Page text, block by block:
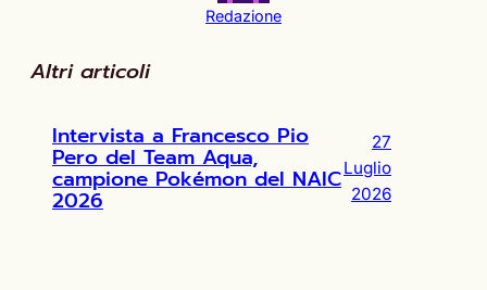
Redazione
Altri articoli
Intervista a Francesco Pio
Pero del Team Aqua,
campione Pokémon del NAIC
2026
27
Luglio
2026